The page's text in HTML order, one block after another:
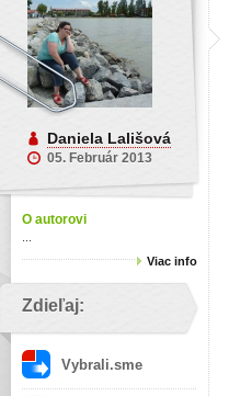
Daniela Lališová
05. Február 2013
O autorovi
Viac info
Zdieľaj:
Vybrali.sme